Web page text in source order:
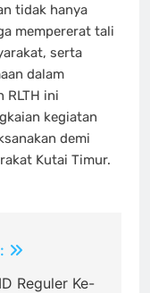
tidak hanya
mempererat tali
serta
dalam
RLTH ini
kegiatan
demi
Kutai Timur.
Reguler Ke-